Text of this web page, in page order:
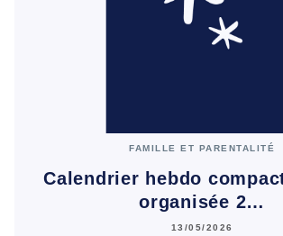
FAMILLE ET PARENTALITÉ
Calendrier hebdo
organisée 2…
13/05/2026